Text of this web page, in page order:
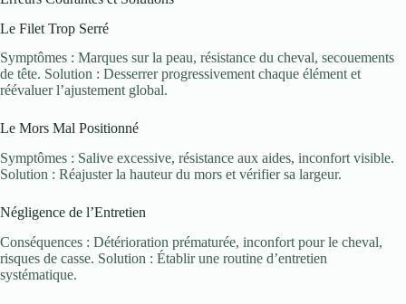
Le Filet Trop Serré
Symptômes : Marques sur la peau, résistance du cheval, secouements
de tête. Solution : Desserrer progressivement chaque élément et
réévaluer l’ajustement global.
Le Mors Mal Positionné
Symptômes : Salive excessive, résistance aux aides, inconfort visible.
Solution : Réajuster la hauteur du mors et vérifier sa largeur.
Négligence de l’Entretien
Conséquences : Détérioration prématurée, inconfort pour le cheval,
risques de casse. Solution : Établir une routine d’entretien
systématique.